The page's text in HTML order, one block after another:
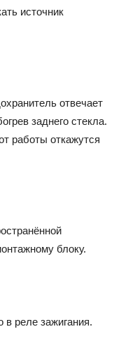
источник
отвечает
заднего стекла.
работы откажутся
блоку.
в реле зажигания.